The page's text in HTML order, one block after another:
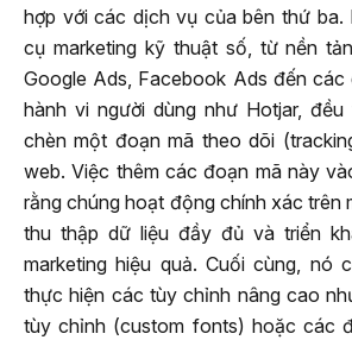
hợp với các dịch vụ của bên thứ ba.
cụ marketing kỹ thuật số, từ nền
Google Ads, Facebook Ads đến
hành vi người dùng như Hotjar,
chèn một đoạn mã theo dõi
web. Việc thêm các đoạn mã này
rằng chúng hoạt động chính xác trên
thu thập dữ liệu đầy đủ và triển
marketing hiệu quả. Cuối cùng, nó
thực hiện các tùy chỉnh nâng cao
tùy chỉnh (custom fonts) hoặc các